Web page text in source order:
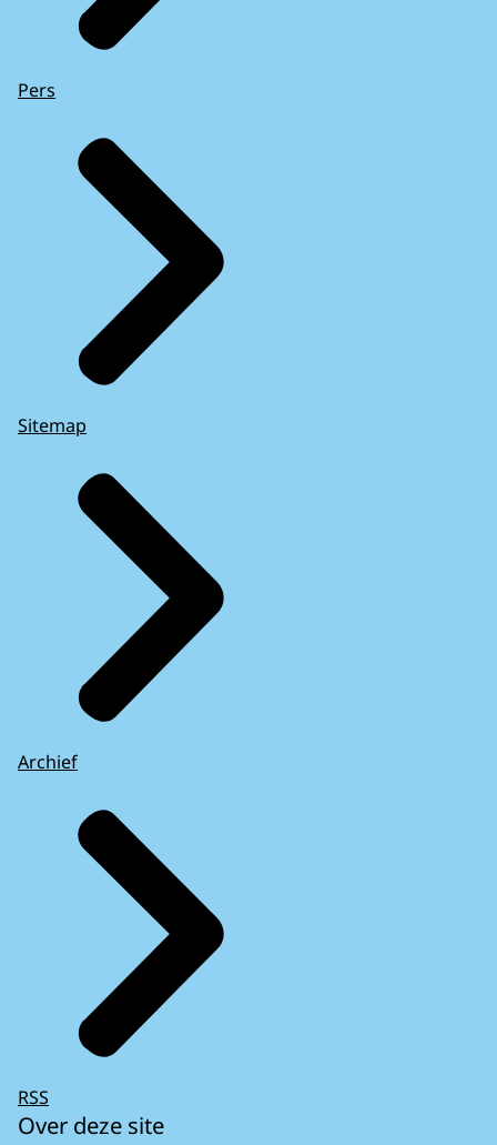
Pers
Sitemap
Archief
RSS
Over deze site